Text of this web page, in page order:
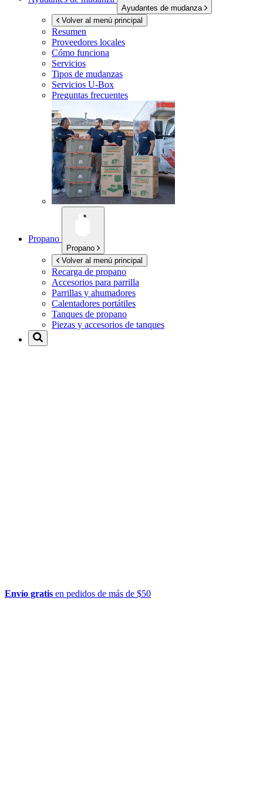
Ayudantes de mudanza
Volver al menú principal
Resumen
Proveedores locales
Cómo funciona
Servicios
Tipos de mudanzas
Servicios U-Box
Preguntas frecuentes
Propano
Propano
Volver al menú principal
Recarga de propano
Accesorios para parrilla
Parrillas y ahumadores
Calentadores portátiles
Tanques de propano
Piezas y accesorios de tanques
Envío gratis en pedidos de más de $50